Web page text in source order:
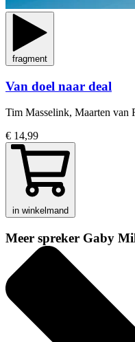
fragment
Van doel naar deal
Tim Masselink, Maarten van
€ 14,99
in winkelmand
Meer spreker Gaby